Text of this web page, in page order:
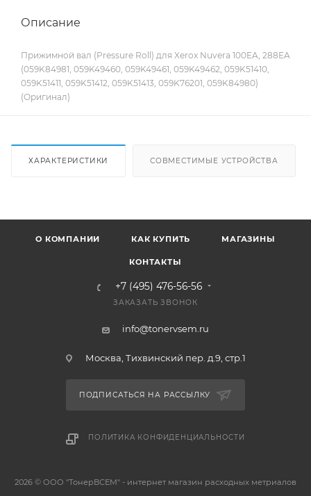
Описание
Прижимной вал (Pressure Roll) для Xerox Nuvera 100EA, 288EA
(059K84981, 059K49460, 059K49461, 059K49462, 059K51410,
059K51411, 059K51412, 059K51413, 059K76201, 059K84980)
(Оригинал)
ХАРАКТЕРИСТИКИ СОВМЕСТИМЫЕ УСТРОЙСТВА
О КОМПАНИИ КАК КУПИТЬ МАГАЗИНЫ
КОНТАКТЫ
+7 (495) 476-56-56
ЗАКАЗАТЬ ЗВОНОК
info@tonervsem.ru
Москва, Тихвинский пер. д.9, стр.1
ПОДПИСАТЬСЯ НА РАССЫЛКУ
ПОЛИТИКА КОНФИДЕНЦИАЛЬНОСТИ
2026 © ООО "ТонерВСЕМ" - интернет магазин расходных метриалов